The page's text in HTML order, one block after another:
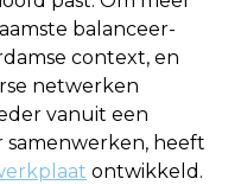
balanceer-
context, en
netwerken
vanuit een
samenwerken, heeft
ontwikkeld.